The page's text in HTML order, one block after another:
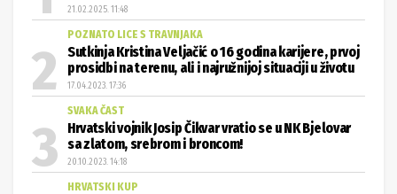
21.02.2025. 11:48
POZNATO LICE S TRAVNJAKA
Sutkinja Kristina Veljačić o 16 godina karijere, prvoj
prosidbi na terenu, ali i najružnijoj situaciji u životu
17.04.2023. 17:36
SVAKA ČAST
Hrvatski vojnik Josip Čikvar vratio se u NK Bjelovar
sa zlatom, srebrom i broncom!
20.10.2023. 14:18
HRVATSKI KUP